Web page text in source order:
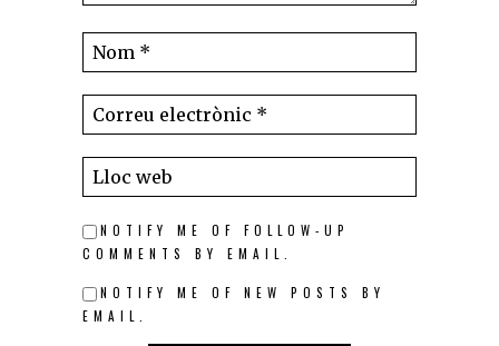
NOTIFY ME OF FOLLOW-UP
COMMENTS BY EMAIL.
NOTIFY ME OF NEW POSTS BY
EMAIL.